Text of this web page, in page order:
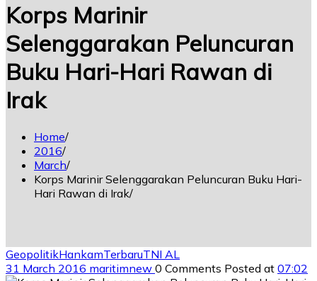
Korps Marinir
Selenggarakan Peluncuran
Buku Hari-Hari Rawan di
Irak
Home
2016
March
Korps Marinir Selenggarakan Peluncuran Buku Hari-
Hari Rawan di Irak
GeopolitikHankamTerbaruTNI AL
31 March 2016 maritimnew 0 Comments Posted at 07:02